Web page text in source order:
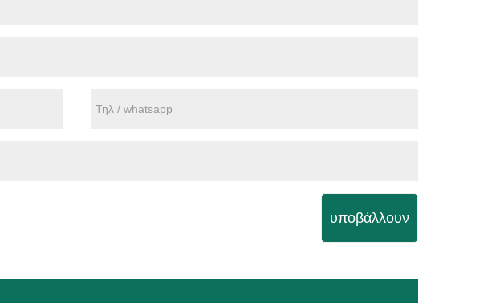
υποβάλλουν